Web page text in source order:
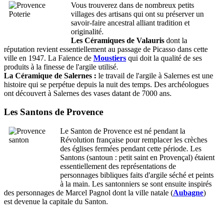
Vous trouverez dans de nombreux petits
villages des artisans qui ont su préserver un
savoir-faire ancestral alliant tradition et
originalité.
Les Céramiques de Valauris dont la
réputation revient essentiellement au passage de Picasso dans cette
ville en 1947. La Faïence de Moustiers qui doit la qualité de ses
produits à la finesse de l'argile utilisé.
La Céramique de Salernes : le travail de l'argile à Salernes est une
histoire qui se perpétue depuis la nuit des temps. Des archéologues
ont découvert à Salernes des vases datant de 7000 ans.
Les Santons de Provence
Le Santon de Provence est né pendant la
Révolution française pour remplacer les crèches
des églises fermées pendant cette période. Les
Santons (santoun : petit saint en Provençal) étaient
essentiellement des représentations de
personnages bibliques faits d'argile séché et peints
à la main. Les santonniers se sont ensuite inspirés
des personnages de Marcel Pagnol dont la ville natale (Aubagne)
est devenue la capitale du Santon.